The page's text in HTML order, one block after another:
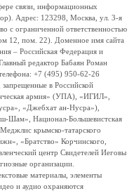
связи, информационных
Адрес: 123298, Москва, ул. 3-я
с ограниченной ответственностью
12, пом. 22). Доменное имя сайта
– Российская Федерация и
редактор Бабаян Роман
+7 (495) 950-62-26
в Российской
армия» (УПА), «ИГИЛ»,
«Джебхат ан-Нусра»),
Шам», Национал-Большевистская
крымско-татарского
«Братство» Корчинского,
центр Свидетелей Иеговы
организации.
материалы, элементы
и аудио охраняются